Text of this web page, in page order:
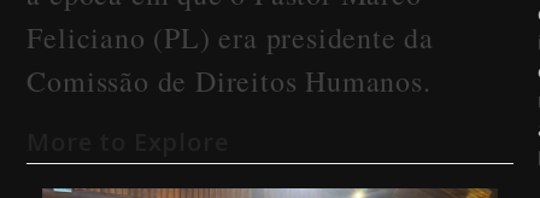
Feliciano (PL) era presidente da
Comissão de Direitos Humanos.